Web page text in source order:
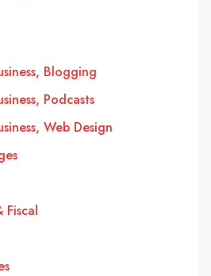
Blogging
Podcasts
Web Design
Fiscal